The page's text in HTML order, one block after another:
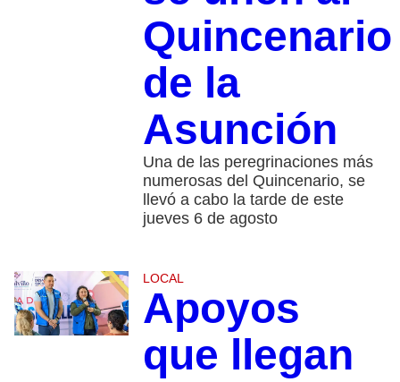
Quincenario
de la
Asunción
Una de las peregrinaciones más
numerosas del Quincenario, se
llevó a cabo la tarde de este
jueves 6 de agosto
LOCAL
Apoyos
que llegan